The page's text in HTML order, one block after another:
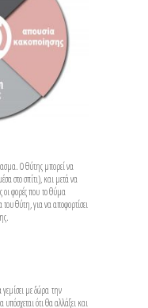
Ο θύτης μπορεί να
στο σπίτι), και μετά να
οι φορές που το θύμα
θύτη, για να αποφορτίσει
με δώρα την
ότι θα αλλάξει και